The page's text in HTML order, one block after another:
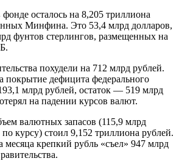
осталось на 8,205 триллиона
Минфина. Это 53,4 млрд долларов,
фунтов стерлингов, размещенных на
похудели на 712 млрд рублей.
покрытие дефицита федерального
млрд рублей, остаток — 519 млрд
на падении курсов валют.
валютных запасов (115,9 млрд
по курсу) стоил 9,152 триллиона рублей.
месяца крепкий рубль «съел» 947 млрд